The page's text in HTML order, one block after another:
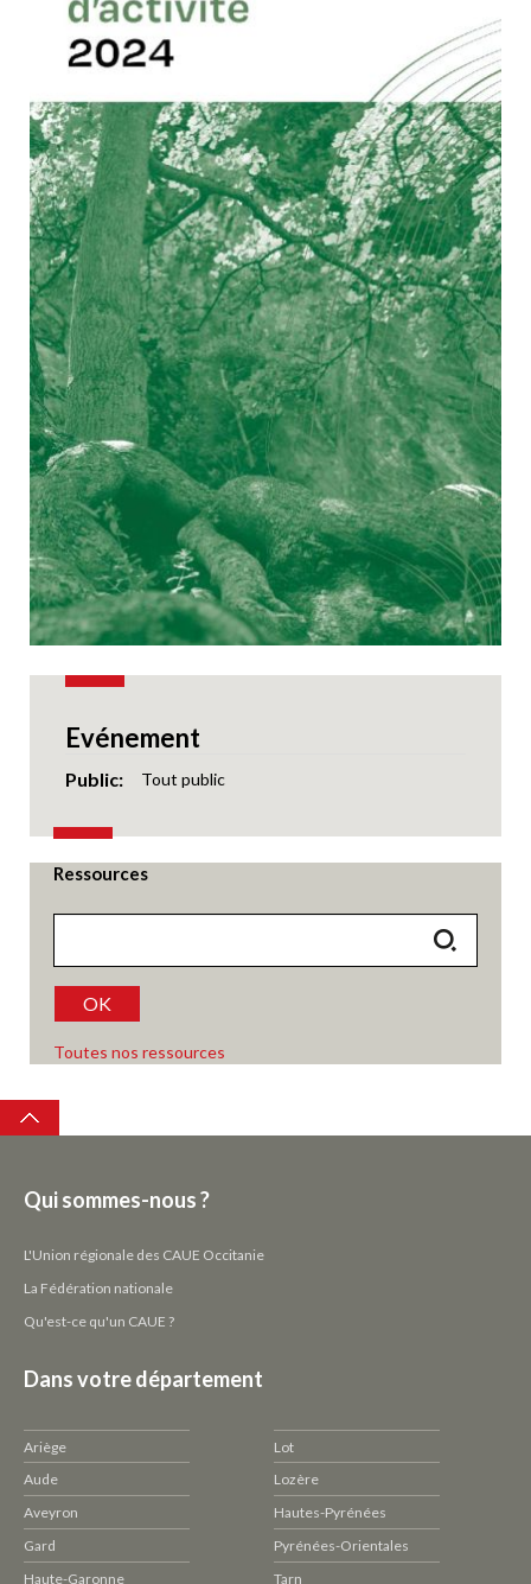
Evénement
Public Tout public
Ressources
OK
Toutes nos ressources
Top
Qui sommes-nous ?
L'Union régionale des CAUE Occitanie
La Fédération nationale
Qu'est-ce qu'un CAUE ?
Dans votre département
Ariège
Aude
Aveyron
Gard
Haute-Garonne
Lot
Lozère
Hautes-Pyrénées
Pyrénées-Orientales
Tarn